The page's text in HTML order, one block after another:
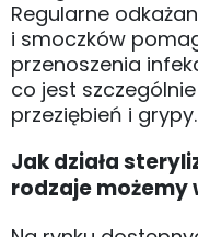
Regularne
i smoczków
przenoszenia
co jest
przeziębień i grypy.
Jak działa
rodzaje możemy